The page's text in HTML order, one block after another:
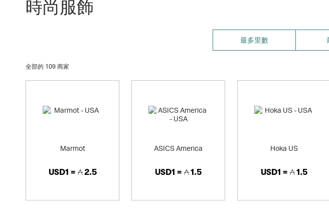
時尚服飾
最多里數
全部的 109 商家
Marmot
USD1 = 2.5
ASICS America
USD1 = 1.5
Hoka US
USD1 = 1.5